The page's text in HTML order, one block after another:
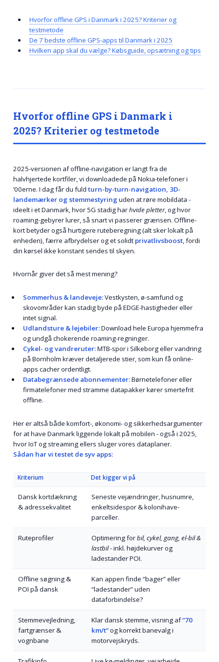
Hvorfor offline GPS i Danmark i
2025? Kriterier og testmetode
2025-versionen af offline-navigation er langt fra de
halvhjertede kortfiler, vi downloadede på Nokia-telefoner i
’00erne. I dag får du fuld turn-by-turn-navigation, 3D-
landemærker og stemmestyring uden at røre mobildata -
ideelt i et Danmark, hvor 5G stadig harhvide pletter, og hvor
roaming-gebyrer lurer, så snart vi passerer grænsen. Offline-
kort betyder også hurtigere rute­beregning (alt sker lokalt på
enheden), færre afbrydelser og et solidt privatlivs­boost, fordi
din kørsel ikke konstant sendes til skyen.
Hvornår giver det så mest mening?
Sommerhus & landeveje:Vestkysten, ø-samfund og
skovområder kan stadig byde på EDGE-hastigheder eller
intet signal.
Udlands­ture & lejebiler:Download hele Europa hjemmefra
og undgå chokerende roaming-regninger.
Cykel- og vandreruter:MTB-spor i Silkeborg eller vandring
på Bornholm kræver detaljerede stier, som kun få online-
apps cacher ordentligt.
Databegrænsede abonnementer:Børne­telefoner eller
firmatelefoner med stramme datapakker kører smertefrit
offline.
Her er altså både komfort-, økonomi- og sikkerhedsargumenter
for at have Danmark liggende lokalt på mobilen - også i 2025,
hvor IoT og streaming ellers sluger vores dataplaner.
Sådan har vi testet de syv apps:
Kriterium Det kigger vi på
Dansk kortdækning
& adressekvalitet
Seneste vejændringer, husnumre,
enkeltsidespor & kolonihave-
parceller.
Ruteprofiler Optimering forbil, cykel, gang, el-bil &
lastbil- inkl. højdekurver og
ladestander POI.
Offline søgning &
POI på dansk
Kan appen finde “bager” eller
“ladestander” uden
dataforbindelse?
Stemmevejledning,
fartgrænser &
vognbane
Klar dansk stemme, visning af“70
km/t”og korrekt banevalg i
motorvejskryds.
Hvorfor offline GPS i Danmark i 2025? Kriterier og
testmetode
De 7 bedste offline GPS-apps til Danmark i 2025
Hvilken app skal du vælge? Købsguide, opsætning og tips